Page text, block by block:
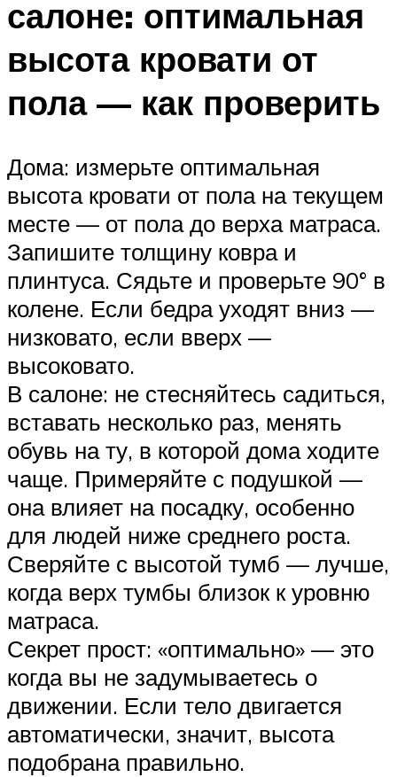
салоне: оптимальная
высота кровати от
пола — как проверить
Дома: измерьте оптимальная
высота кровати от пола на текущем
месте — от пола до верха матраса.
Запишите толщину ковра и
плинтуса. Сядьте и проверьте 90° в
колене. Если бедра уходят вниз —
низковато, если вверх —
высоковато.
В салоне: не стесняйтесь садиться,
вставать несколько раз, менять
обувь на ту, в которой дома ходите
чаще. Примеряйте с подушкой —
она влияет на посадку, особенно
для людей ниже среднего роста.
Сверяйте с высотой тумб — лучше,
когда верх тумбы близок к уровню
матраса.
Секрет прост: «оптимально» — это
когда вы не задумываетесь о
движении. Если тело двигается
автоматически, значит, высота
подобрана правильно.